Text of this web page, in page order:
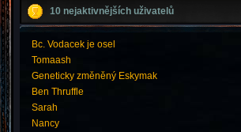
10 nejaktivnějších uživatelů
Bc. Vodacek je osel
Tomaash
Geneticky změněný Eskymak
Ben Thruffle
Sarah
Nancy